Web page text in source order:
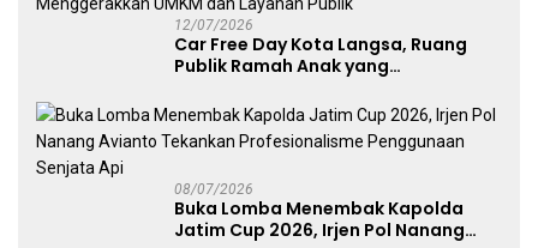
12/07/2026
Car Free Day Kota Langsa, Ruang
Publik Ramah Anak yang
Publik
08/07/2026
Buka Lomba Menembak Kapolda
Jatim Cup 2026, Irjen Pol Nanang